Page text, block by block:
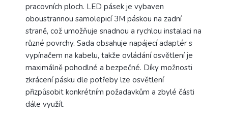
pracovních ploch. LED pásek je vybaven
oboustrannou samolepicí 3M páskou na zadní
straně, což umožňuje snadnou a rychlou instalaci na
různé povrchy. Sada obsahuje napájecí adaptér s
vypínačem na kabelu, takže ovládání osvětlení je
maximálně pohodlné a bezpečné. Díky možnosti
zkrácení pásku dle potřeby lze osvětlení
přizpůsobit konkrétním požadavkům a zbylé části
dále využít.